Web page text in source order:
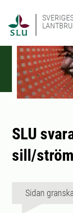
SLU
sill/
Sidan